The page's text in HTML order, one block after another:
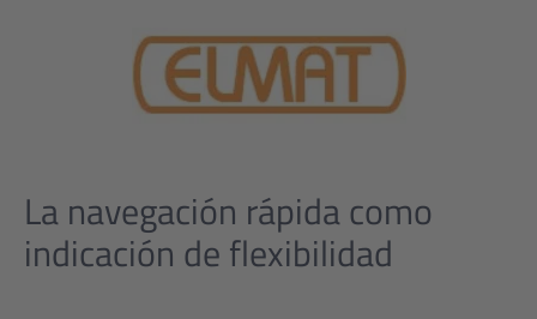
La navegación rápida como
indicación de flexibilidad